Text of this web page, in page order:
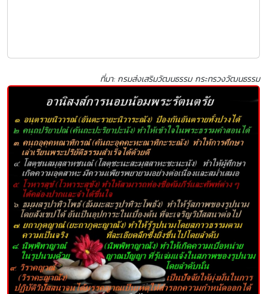
ที่มา: กรมส่งเสริมวัฒนธรรม กระทรวงวัฒนธรรม